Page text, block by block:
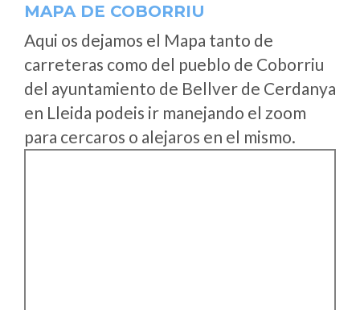
MAPA DE COBORRIU
Aqui os dejamos el Mapa tanto de
carreteras como del pueblo de Coborriu
del ayuntamiento de Bellver de Cerdanya
en Lleida podeis ir manejando el zoom
para cercaros o alejaros en el mismo.